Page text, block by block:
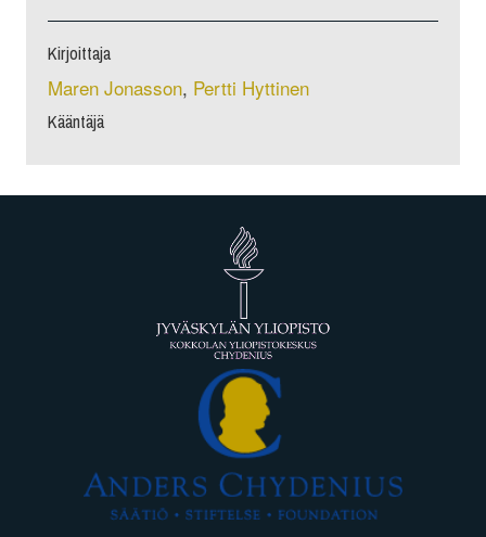
Kirjoittaja
Maren Jonasson, Pertti Hyttinen
Kääntäjä